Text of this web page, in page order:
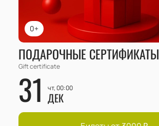
0+
ПОДАРОЧНЫЕ СЕРТИФИКАТЫ
Gift certificate
31 чт, 00:00
ДЕК